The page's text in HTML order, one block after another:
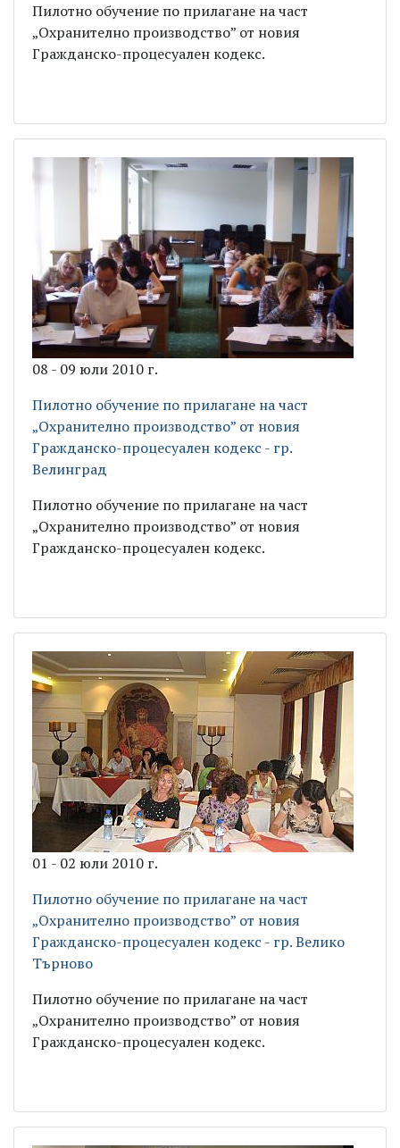
Пилотно обучение по прилагане на част
„Охранително производство” от новия
Гражданско-процесуален кодекс.
08 - 09 юли 2010 г.
Пилотно обучение по прилагане на част
„Охранително производство” от новия
Гражданско-процесуален кодекс - гр.
Велинград
Пилотно обучение по прилагане на част
„Охранително производство” от новия
Гражданско-процесуален кодекс.
01 - 02 юли 2010 г.
Пилотно обучение по прилагане на част
„Охранително производство” от новия
Гражданско-процесуален кодекс - гр. Велико
Търново
Пилотно обучение по прилагане на част
„Охранително производство” от новия
Гражданско-процесуален кодекс.